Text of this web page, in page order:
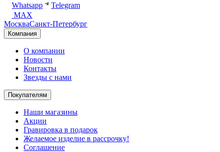
Whatsapp
Telegram
MAX
МоскваСанкт-Петербург
Компания
О компании
Новости
Контакты
Звезды с нами
Покупателям
Наши магазины
Акции
Гравировка в подарок
Желаемое изделие в рассрочку!
Соглашение